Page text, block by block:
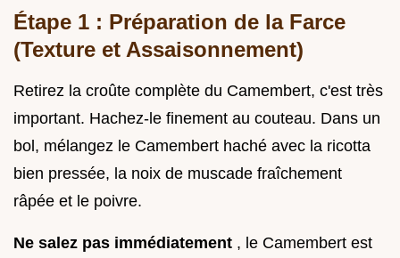
Étape 1 : Préparation de la Farce
(Texture et Assaisonnement)
Retirez la croûte complète du Camembert, c'est très
important. Hachez-le finement au couteau. Dans un
bol, mélangez le Camembert haché avec la ricotta
bien pressée, la noix de muscade fraîchement
râpée et le poivre.
Ne salez pas immédiatement , le Camembert est